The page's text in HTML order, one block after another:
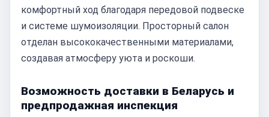
комфортный ход благодаря передовой подвеске
и системе шумоизоляции. Просторный салон
отделан высококачественными материалами,
создавая атмосферу уюта и роскоши.
Возможность доставки в Беларусь и
предпродажная инспекция